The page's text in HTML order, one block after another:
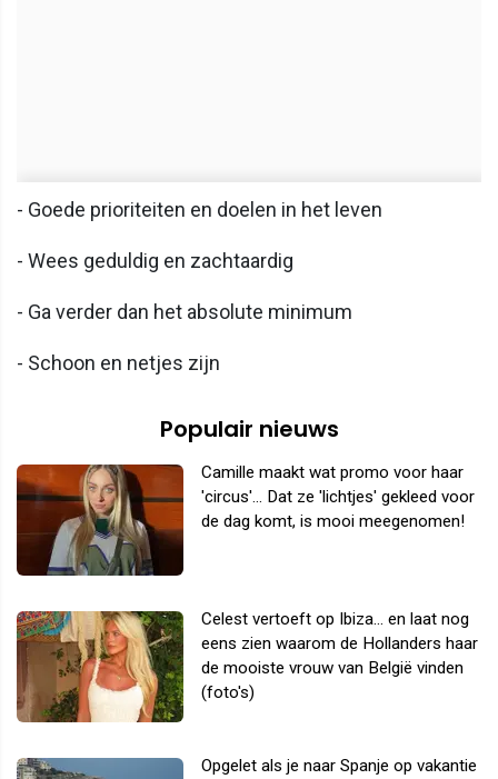
- Goede prioriteiten en doelen in het leven
- Wees geduldig en zachtaardig
- Ga verder dan het absolute minimum
- Schoon en netjes zijn
Populair nieuws
Camille maakt wat promo voor haar
'circus'... Dat ze 'lichtjes' gekleed voor
de dag komt, is mooi meegenomen!
Celest vertoeft op Ibiza... en laat nog
eens zien waarom de Hollanders haar
de mooiste vrouw van België vinden
(foto's)
Opgelet als je naar Spanje op vakantie